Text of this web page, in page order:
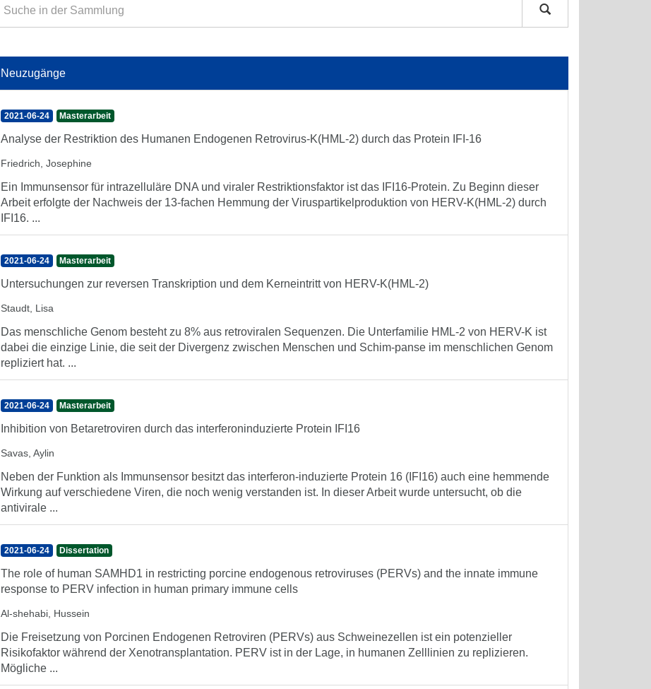
Neuzugänge
2021-06-24 Masterarbeit
Analyse der Restriktion des Humanen Endogenen Retrovirus-K(HML-2) durch das Protein IFI-16
Friedrich, Josephine
Ein Immunsensor für intrazelluläre DNA und viraler Restriktionsfaktor ist das IFI16-Protein. Zu Beginn dieser
Arbeit erfolgte der Nachweis der 13-fachen Hemmung der Viruspartikelproduktion von HERV-K(HML-2) durch
IFI16. ...
2021-06-24 Masterarbeit
Untersuchungen zur reversen Transkription und dem Kerneintritt von HERV-K(HML-2)
Staudt, Lisa
Das menschliche Genom besteht zu 8% aus retroviralen Sequenzen. Die Unterfamilie HML-2 von HERV-K ist
dabei die einzige Linie, die seit der Divergenz zwischen Menschen und Schim-panse im menschlichen Genom
repliziert hat. ...
2021-06-24 Masterarbeit
Inhibition von Betaretroviren durch das interferoninduzierte Protein IFI16
Savas, Aylin
Neben der Funktion als Immunsensor besitzt das interferon-induzierte Protein 16 (IFI16) auch eine hemmende
Wirkung auf verschiedene Viren, die noch wenig verstanden ist. In dieser Arbeit wurde untersucht, ob die
antivirale ...
2021-06-24 Dissertation
The role of human SAMHD1 in restricting porcine endogenous retroviruses (PERVs) and the innate immune
response to PERV infection in human primary immune cells
Al-shehabi, Hussein
Die Freisetzung von Porcinen Endogenen Retroviren (PERVs) aus Schweinezellen ist ein potenzieller
Risikofaktor während der Xenotransplantation. PERV ist in der Lage, in humanen Zelllinien zu replizieren.
Mögliche ...